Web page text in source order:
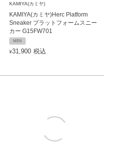
KAMIYA(カミヤ)
KAMIYA(カミヤ)Herc Platform
Sneaker プラットフォームスニー
カー G15FW701
MEN
¥31,900 税込